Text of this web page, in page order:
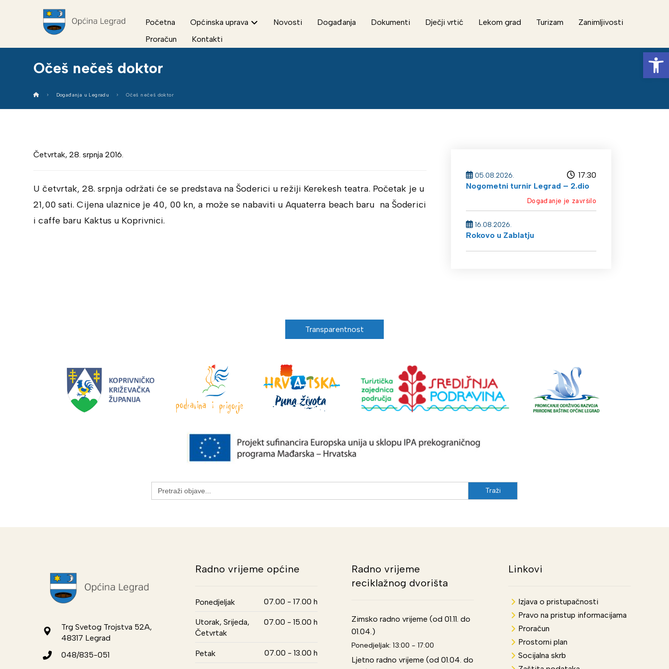
Početna Općinska uprava Novosti Događanja Dokumenti Dječji vrtić Lekom grad Turizam
Zanimljivosti
Proračun
Kontakti
Očeš nečeš doktor
Događanja u Legradu Očeš nečeš doktor
Četvrtak, 28. srpnja 2016.
U četvrtak, 28. srpnja održati će se predstava na Šoderici u režiji Kerekesh teatra. Početak je u
21,00 sati. Cijena ulaznice je 40, 00 kn, a može se nabaviti u Aquaterra beach baru na Šoderici
i caffe baru Kaktus u Koprivnici.
05.08.2026.
17:30
Nogometni turnir Legrad – 2.dio
Događanje je završilo
16.08.2026.
Rokovo u Zablatju
Transparentnost
Search
for:
Trg Svetog Trojstva 52A,
48317 Legrad
048/835-051
Radno vrijeme općine
Ponedjeljak 07.00 - 17.00 h
Utorak, Srijeda,
Četvrtak
07.00 - 15.00 h
Petak 07.00 - 13.00 h
Radno vrijeme
reciklažnog dvorišta
Zimsko radno vrijeme (od 01.11. do
01.04.)
Ponedjeljak: 13:00 - 17:00
Ljetno radno vrijeme (od 01.04. do
Linkovi
Izjava o pristupačnosti
Pravo na pristup informacijama
Proračun
Prostorni plan
Socijalna skrb